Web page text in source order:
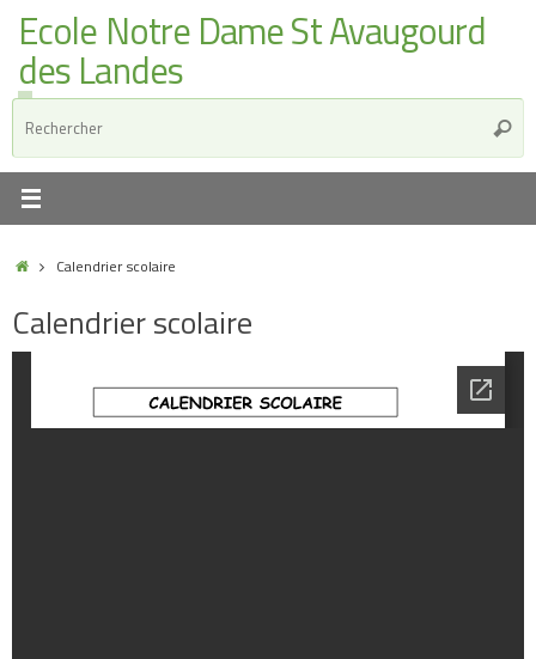
Ecole Notre Dame St Avaugourd
des Landes
Calendrier scolaire
Calendrier scolaire